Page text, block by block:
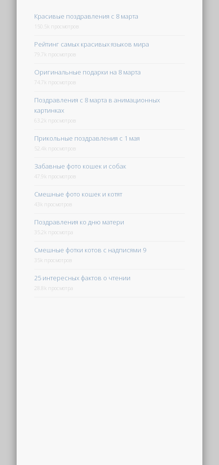
Красивые поздравления с 8 марта
150.5k просмотров
Рейтинг самых красивых языков мира
79.7k просмотров
Оригинальные подарки на 8 марта
74.7k просмотров
Поздравления с 8 марта в анимационных
картинках
63.2k просмотров
Прикольные поздравления с 1 мая
52.4k просмотров
Забавные фото кошек и собак
47.9k просмотров
Смешные фото кошек и котят
43k просмотров
Поздравления ко дню матери
35.2k просмотра
Смешные фотки котов с надписями 9
35k просмотров
25 интересных фактов о чтении
28.8k просмотра